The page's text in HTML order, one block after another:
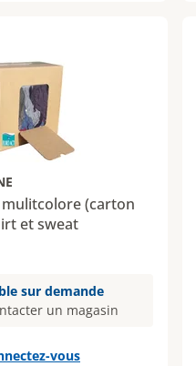
(carton
et sweat
sur demande
un magasin
vous